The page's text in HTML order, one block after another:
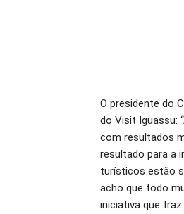
O presidente do
do Visit Iguassu:
com resultados
resultado para a
turísticos estão
acho que todo
iniciativa que